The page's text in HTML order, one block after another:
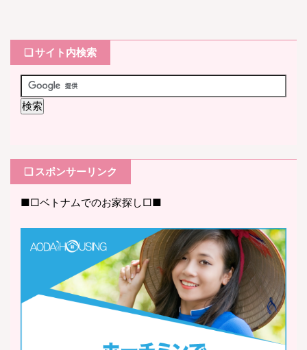
❏ サイト内検索
❏ スポンサーリンク
■□ベトナムでのお家探し□■